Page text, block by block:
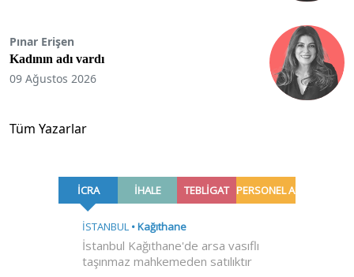
Pınar Erişen
Kadının adı vardı
09 Ağustos 2026
Tüm Yazarlar